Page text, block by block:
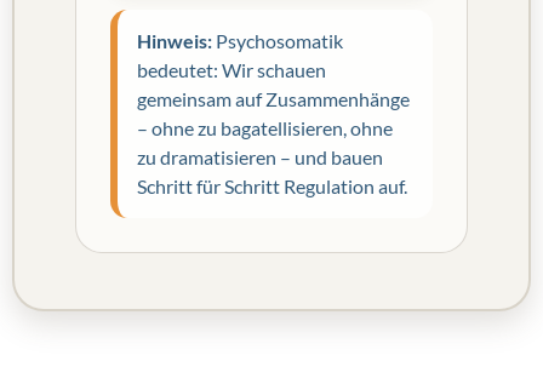
Hinweis: Psychosomatik
bedeutet: Wir schauen
gemeinsam auf Zusammenhänge
– ohne zu bagatellisieren, ohne
zu dramatisieren – und bauen
Schritt für Schritt Regulation auf.